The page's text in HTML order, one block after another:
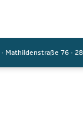
· Mathildenstraße 76 ·